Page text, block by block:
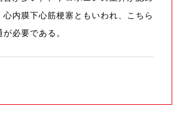
心内膜下心筋梗塞ともいわれ、こちら
必要である。